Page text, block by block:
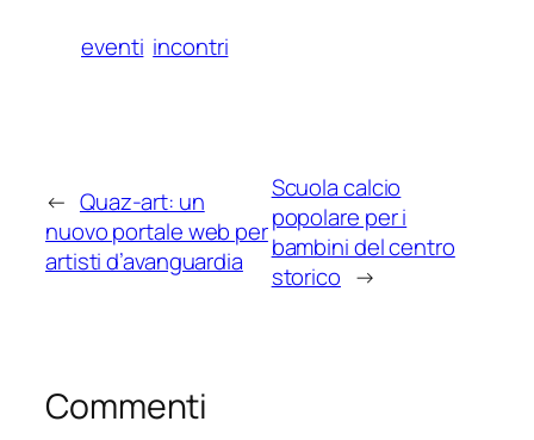
eventi incontri
← Quaz-art: un
nuovo portale web per
artisti d’avanguardia
Scuola calcio
popolare per i
bambini del centro
storico →
Commenti